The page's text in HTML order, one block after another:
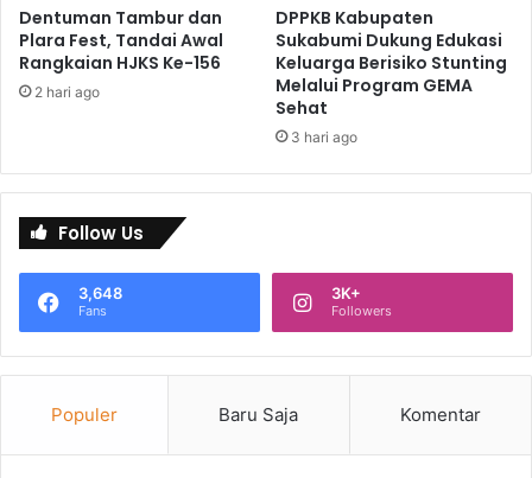
Dentuman Tambur dan
Plara Fest, Tandai Awal
Rangkaian HJKS Ke-156
2 hari ago
DPPKB Kabupaten
Sukabumi Dukung Edukasi
Keluarga Berisiko Stunting
Melalui Program GEMA
Sehat
3 hari ago
Follow Us
3,648
Fans
3K+
Followers
Populer Baru Saja Komentar